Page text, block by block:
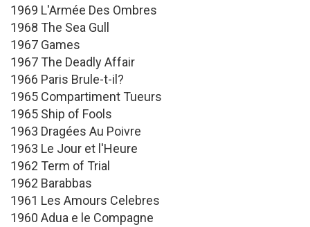
1969 L'Armée Des Ombres
1968 The Sea Gull
1967 Games
1967 The Deadly Affair
1966 Paris Brule-t-il?
1965 Compartiment Tueurs
1965 Ship of Fools
1963 Dragées Au Poivre
1963 Le Jour et l'Heure
1962 Term of Trial
1962 Barabbas
1961 Les Amours Celebres
1960 Adua e le Compagne